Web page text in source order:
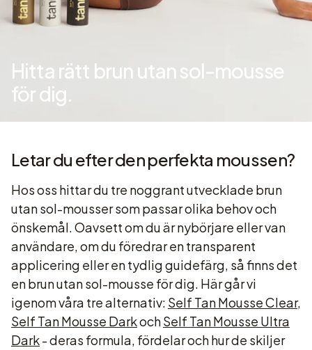
Hitta rätt brun utan sol-mousse
för dig.
Letar du efter den perfekta moussen?
Hos oss hittar du tre noggrant utvecklade brun
utan sol-mousser som passar olika behov och
önskemål. Oavsett om du är nybörjare eller van
användare, om du föredrar en transparent
applicering eller en tydlig guidefärg, så finns det
en brun utan sol-mousse för dig. Här går vi
igenom våra tre alternativ: Self Tan Mousse Clear,
Self Tan Mousse DarkochSelf Tan Mousse Ultra
Dark- deras formula, fördelar och hur de skiljer